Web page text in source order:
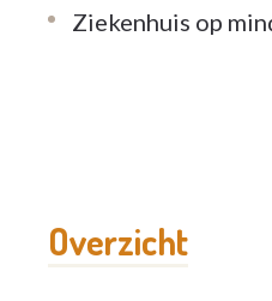
Ziekenhuis op
Overzicht